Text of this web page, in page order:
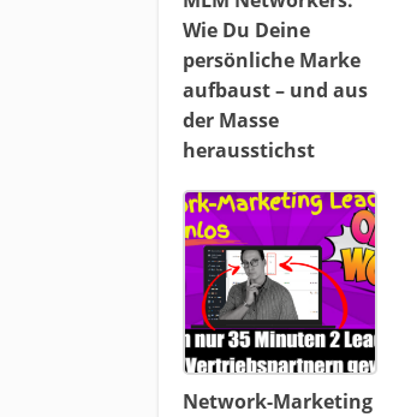
Wie Du Deine
persönliche Marke
aufbaust – und aus
der Masse
herausstichst
Network-Marketing